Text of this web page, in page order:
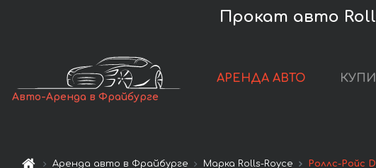
Прокат авто
Авто-Аренда в Фрайбурге
АРЕНДА АВТО
Аренда авто в Фрайбурге Марка Rolls-Royce Роллс-Ройс